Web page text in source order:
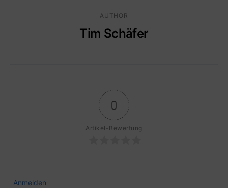
AUTHOR
Tim Schäfer
0
Artikel-Bewertung
Anmelden